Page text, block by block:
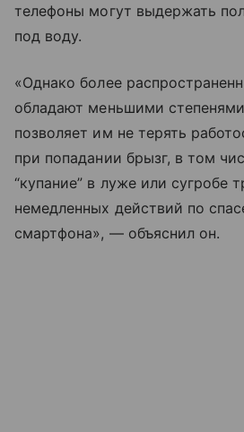
телефоны могут выдержать
под воду.
«Однако более
обладают меньшими
позволяет им не терять
при попадании брызг, в том
“купание” в луже или сугробе
немедленных действий по
смартфона», — объяснил он.